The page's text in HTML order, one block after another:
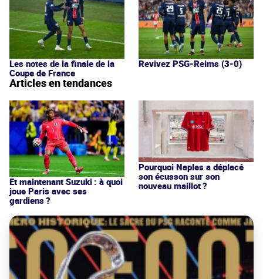
Les notes de la finale de la
Coupe de France
Revivez PSG-Reims (3-0)
Articles en tendances
Et maintenant Suzuki : à quoi
joue Paris avec ses
gardiens ?
Pourquoi Naples a déplacé
son écusson sur son
nouveau maillot ?